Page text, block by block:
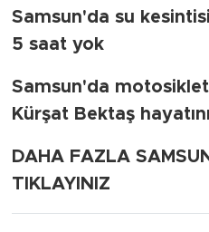
Samsun'da su
5 saat yok
Samsun'da motosiklet
Kürşat Bektaş
DAHA FAZLA
TIKLAYINIZ